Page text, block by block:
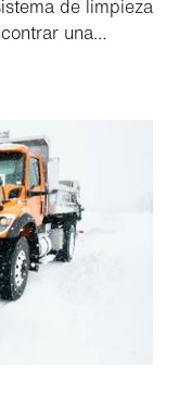
de limpieza
una
sobre los
optó por una